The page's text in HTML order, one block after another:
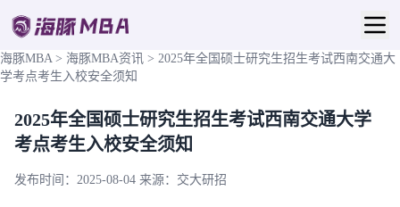
海豚MBA > 海豚MBA资讯 > 2025年全国硕士研究生招生考试西南交通大
学考点考生入校安全须知
2025年全国硕士研究生招生考试西南交通大学
考点考生入校安全须知
发布时间：2025-08-04 来源：交大研招